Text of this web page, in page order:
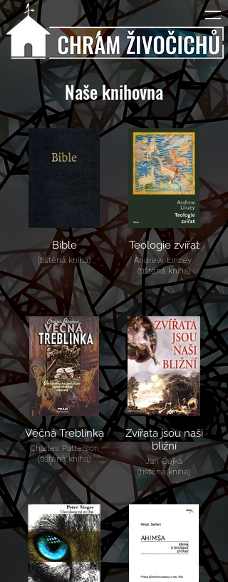
Naše knihovna
Bible
(tištěná kniha)
Teologie zvířat
Andrew Linzey
(tištěná kniha)
Věčná Treblinka
Charles Patterson
(tištěná kniha)
Zvířata jsou naši
bližní
Jan Čejka
(tištěná kniha)